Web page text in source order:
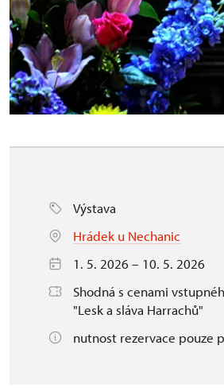
Výstava
Hrádek u Nechanic
1. 5. 2026 – 10. 5. 2026
Shodná s cenami
"Lesk a sláva Harrachů"
nutnost rezervace pouze